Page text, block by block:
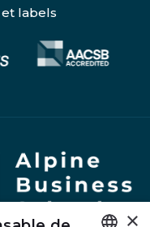
labels
en pause le défilement
×